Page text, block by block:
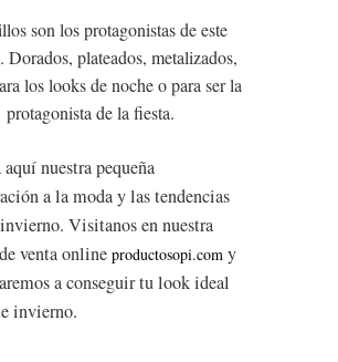
son los protagonistas de este
Dorados, plateados, metalizados,
los looks de noche o para ser la
protagonista de la fiesta.
nuestra pequeña
a la moda y las tendencias
Visitanos en nuestra
venta onlineproductosopi.com y
a conseguir tu look ideal
invierno.